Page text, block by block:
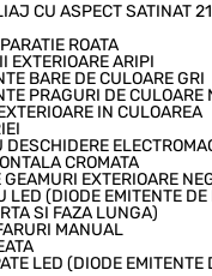
CU ASPECT SATINAT
ROATA
EXTERIOARE ARIPI
BARE DE CULOARE GRI
PRAGURI DE CULOARE
IN CULOAREA
DESCHIDERE
CROMATA
GEAMURI EXTERIOARE
LED (DIODE EMITENTE
SI FAZA LUNGA)
MANUAL
LED (DIODE EMITENTE